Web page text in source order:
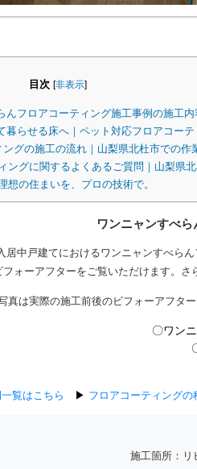
目次 [非表示]
んフロアコーティング施工事例の施工内
暮らせる床へ｜ペット対応フロアコーテ
ングの施工の流れ｜山梨県北杜市での作
ングに関するよくあるご質問｜山梨県
想の住まいを、プロの技術で。
ワンニャンすべ
居中戸建てにおけるワンニャンすべら
フォーアフターをご覧いただけます。さ
真は実際の施工前後のビフォーアフタ
〇ワン
覧はこちら ▶ フロアコーティングの
施工箇所：リ